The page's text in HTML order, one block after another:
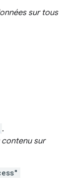
sur tous
.
sur